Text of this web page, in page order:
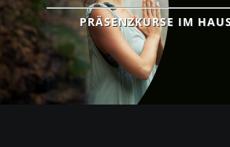
PRÄSENZKURSE IM